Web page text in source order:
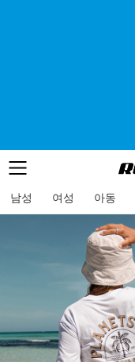
메뉴
남성 여성 아동